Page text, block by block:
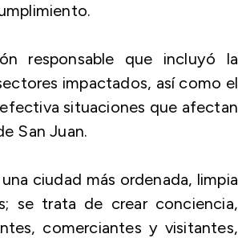
responsable que incluyó la
impactados, así como el
situaciones que afectan
San Juan.
ciudad más ordenada, limpia
se trata de crear conciencia,
comerciantes y visitantes,